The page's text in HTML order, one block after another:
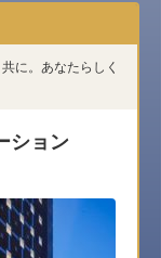
に。あなたらしく
ション